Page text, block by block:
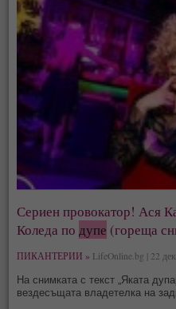
Сериен провокатор! Ася
Коледа подупе (гореща
ПИКАНТЕРИИ » LifeOnline.bg | 22
На снимката с текст „Яката
вездесъщата владетелка на